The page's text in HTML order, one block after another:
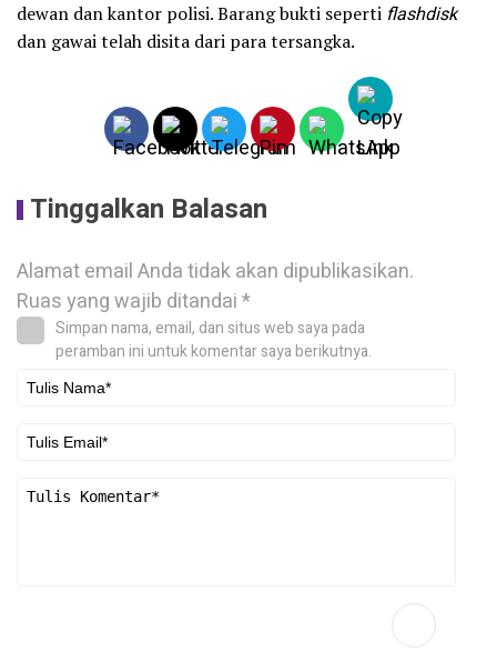
dewan dan kantor polisi. Barang bukti seperti flashdisk
dan gawai telah disita dari para tersangka.
Tinggalkan Balasan
Alamat email Anda tidak akan dipublikasikan.
Ruas yang wajib ditandai*
Simpan nama, email, dan situs web saya pada
peramban ini untuk komentar saya berikutnya.